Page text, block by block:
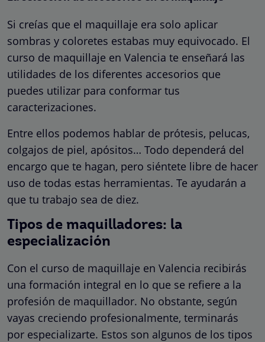
Si creías que el maquillaje era solo aplicar
sombras y coloretes estabas muy equivocado. El
curso de maquillaje en Valencia te enseñará las
utilidades de los diferentes accesorios que
puedes utilizar para conformar tus
caracterizaciones.
Entre ellos podemos hablar de prótesis, pelucas,
colgajos de piel, apósitos… Todo dependerá del
encargo que te hagan, pero siéntete libre de hacer
uso de todas estas herramientas. Te ayudarán a
que tu trabajo sea de diez.
Tipos de maquilladores: la
especialización
Con el curso de maquillaje en Valencia recibirás
una formación integral en lo que se refiere a la
profesión de maquillador. No obstante, según
vayas creciendo profesionalmente, terminarás
por especializarte. Estos son algunos de los tipos